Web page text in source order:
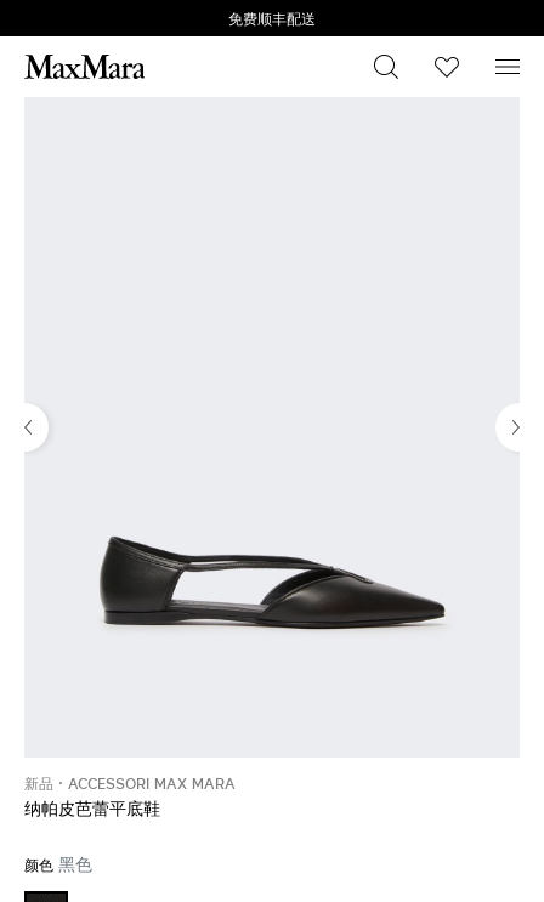
免费顺丰配送
搜索 心愿清
菜
新品 ACCESSORI MAX MARA
纳帕皮芭蕾平底鞋
颜色 黑色